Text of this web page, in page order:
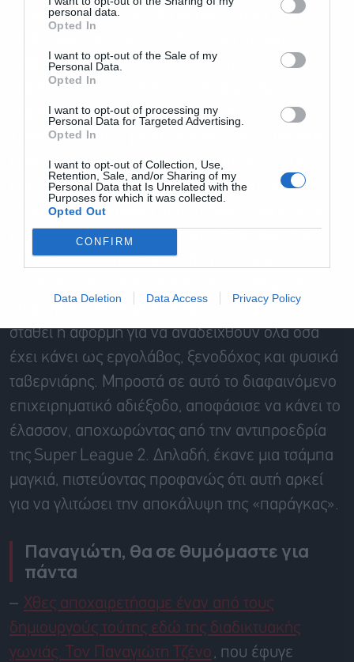
personal data.
Opted In
I want to opt-out of the Sale of my
Personal Data.
Opted In
I want to opt-out of processing my
Personal Data for Targeted Advertising.
Opted In
I want to opt-out of Collection, Use,
Retention, Sale, and/or Sharing of my
Personal Data that Is Unrelated with the
Purposes for which it was collected.
Opted Out
CONFIRM
Data Deletion Data Access Privacy Policy
– Δικαίωση και μόνο θα μπορούσα να
Σαββατοκύριακου, που οδήγησαν στην
παραίτηση από τη θέση του αντιπροέδρου της
Super League2 τον συναγωνιστή
ΧρήστοΠρίτσα
προφανώς αντιλαμβανόμενος ότι τον έχουν
πάρει χαμπάρι, έκρινε σκόπιμο να την κάνει με
ελαφρά πηδηματάκια από τη Λίγκα, αφήνοντας
μόνο του πλέον τον αστυνόμο
διαλύσει την κατηγορία. Για πρώτη φορά
Super
2 μπορεί να
σταθεί η αφορμή για να αναδειχθούν όλα όσα
έχει κάνει ως εργολάβος, ξενοδόχος και φυσικά
ταβερνιάρης. Μπροστά σε αυτό το διαφαινόμενο
επιχειρηματικό αδιέξοδο, αποφάσισε να κάνει το
έλασσον, αποχωρώντας από την αντιπροεδρία
της Super League 2. Δηλαδή, έκανε μια τσάμπα
μαγκιά, πιστεύοντας προφανώς ότι αυτή αρκεί
για να γλιτώσει την αποκάλυψη της «παράγκας».
Παναγιώτη, θα σε θυμόμαστε για
πάντα
– Χθες αποχαιρετήσαμε έναν από τους
δημιουργούς τούτης εδώ της διαδικτυακής
γωνιάς. Τον Παναγιώτη
Τζένο , που έφυγε
και την πολιτική απορρήτου